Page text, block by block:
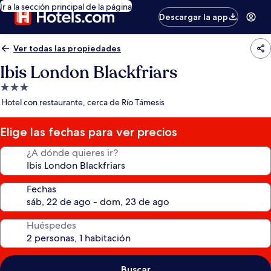
Ir a la sección principal de la página
Descargar la app
Ver todas las propiedades
Ibis London Blackfriars
Propiedad
de
estrellas
Hotel con restaurante, cerca de Río Támesis
Elige las fechas para ver precios
¿A dónde quieres ir?
Fechas
Huéspedes